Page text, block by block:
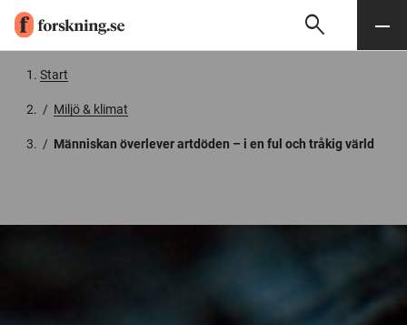
Söksearch Meny
Start
/ Miljö & klimat
/ Människan överlever artdöden – i en ful och tråkig värld